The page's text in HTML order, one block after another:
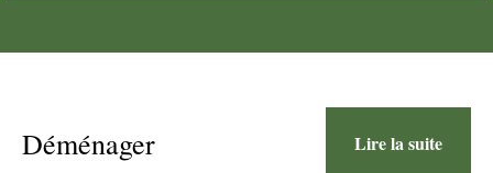
Déménager Lire la suite